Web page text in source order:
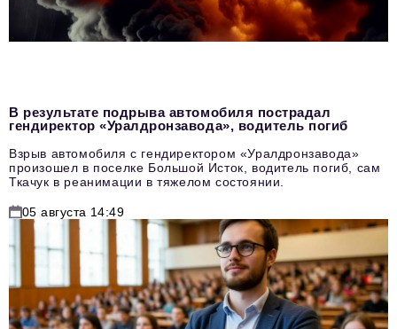
В результате подрыва автомобиля пострадал
гендиректор «Уралдронзавода», водитель погиб
Взрыв автомобиля с гендиректором «Уралдронзавода»
произошел в поселке Большой Исток, водитель погиб, сам
Ткачук в реанимации в тяжелом состоянии.
05 августа 14:49